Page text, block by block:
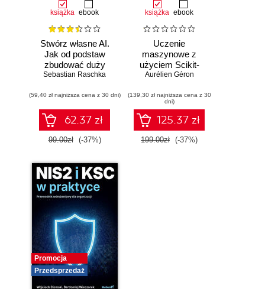
książka ebook
Stwórz własne AI.
Jak od podstaw
zbudować duży
model językowy
Sebastian Raschka
(59,40 zł najniższa cena z 30 dni)
62.37 zł
99.00zł (-37%)
książka ebook
Uczenie
maszynowe z
użyciem Scikit-
Learn i PyTorch.
narzędzia i techniki
umożliwiające
konstruowanie
inteligentnych
systemów
Aurélien Géron
(139,30 zł najniższa cena z 30
dni)
125.37 zł
199.00zł (-37%)
Promocja
Przedsprzedaż